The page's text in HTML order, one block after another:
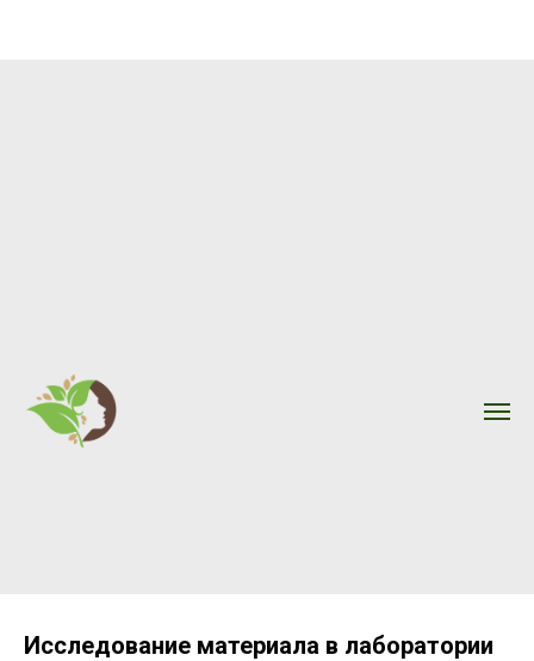
Исследование материала в лаборатории